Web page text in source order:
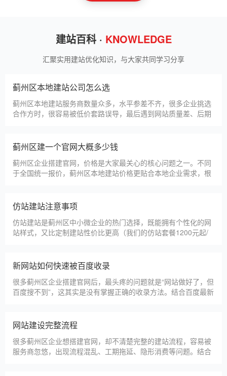
建站百科 · KNOWLEDGE
汇聚实用建站优化知识，与大家共同学习分享
蓟州区本地建站公司怎么选
蓟州区本地建站服务商数量众多，水平参差不齐，很多企业挑选
合作方时，很容易被低价套路误导，最后遇到网站质量差、后期
单实用的挑选技巧，帮大家轻松选到靠谱的建站团队。第一，优
先选择深耕建站行业多年
蓟州区建一个官网大概多少钱
蓟州区企业搭建官网，价格是大家最关心的核心问题之一。不同
于全国统一报价，蓟州区本地建站价格更贴合本地企业需求，根
形消费，完全符合本地企业的预算需求。目前，我们针对蓟州区
本地企业，推出4类核心建站套餐
仿站建站注意事项
仿站建站是蓟州区中小微企业的热门选择，既能拥有个性化的网
站样式，又比定制建站性价比更高（我们的仿站套餐1200元起/
反而得不偿失。结合百度最新算法和本地企业的实际踩坑案例，
今天详细梳理仿站建站的核心注
新网站如何快速被百度收录
很多蓟州区企业搭建官网后，最头疼的问题就是“网站做好了，但
百度搜不到”，这其实是没有掌握正确的收录方法。结合百度最新
能操作。第一，完善网站基础信息，确保符合百度抓取规则。首
先，确认网站域名已
网站建设完整流程
很多蓟州区企业想搭建官网，却不清楚完整的建站流程，容易被
服务商忽悠，出现流程混乱、工期拖延、隐形消费等问题。结合